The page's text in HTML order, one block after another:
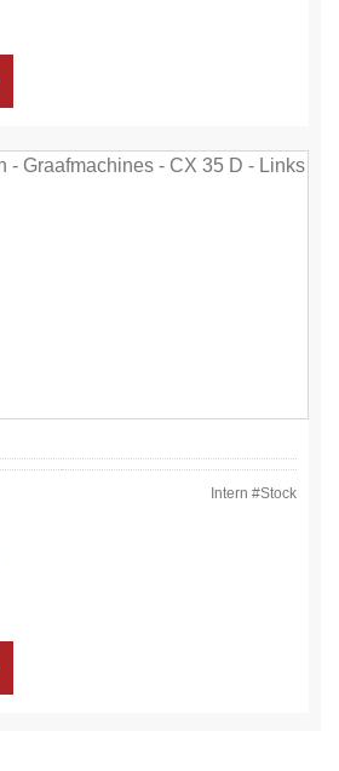
Intern #Stock